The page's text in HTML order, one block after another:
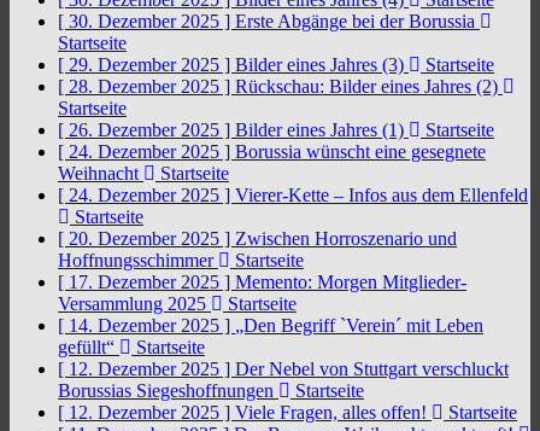
[ 30. Dezember 2025 ] Erste Abgänge bei der Borussia
Startseite
[ 29. Dezember 2025 ] Bilder eines Jahres (3)
Startseite
[ 28. Dezember 2025 ] Rückschau: Bilder eines Jahres (2)
Startseite
[ 26. Dezember 2025 ] Bilder eines Jahres (1)
Startseite
[ 24. Dezember 2025 ] Borussia wünscht eine gesegnete
Weihnacht
Startseite
[ 24. Dezember 2025 ] Vierer-Kette – Infos aus dem Ellenfeld
Startseite
[ 20. Dezember 2025 ] Zwischen Horroszenario und
Hoffnungsschimmer
Startseite
[ 17. Dezember 2025 ] Memento: Morgen Mitglieder-
Versammlung 2025
Startseite
[ 14. Dezember 2025 ] „Den Begriff `Verein´ mit Leben
gefüllt“
Startseite
[ 12. Dezember 2025 ] Der Nebel von Stuttgart verschluckt
Borussias Siegeshoffnungen
Startseite
[ 12. Dezember 2025 ] Viele Fragen, alles offen!
Startseite